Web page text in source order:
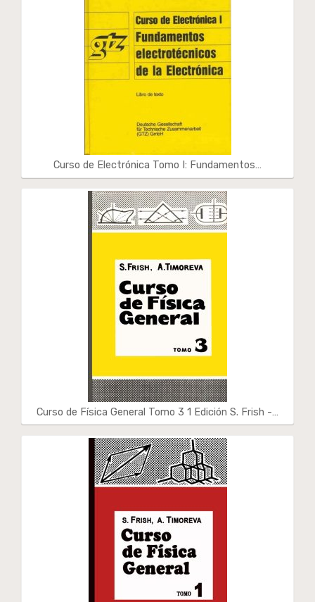
Curso de Electrónica Tomo I: Fundamentos…
Curso de Física General Tomo 3 1 Edición S. Frish -…